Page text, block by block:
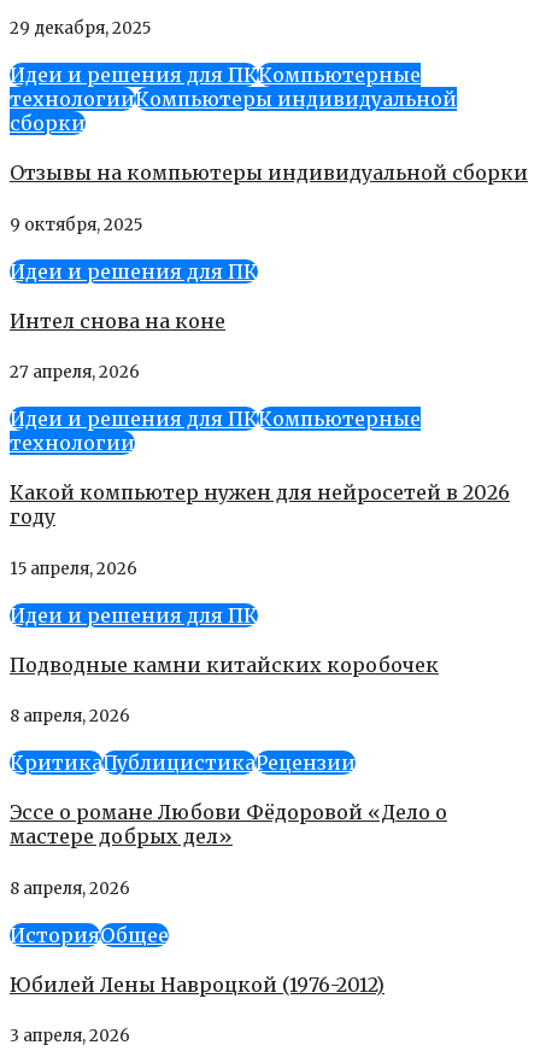
29 декабря, 2025
Идеи и решения для ПККомпьютерные
технологииКомпьютеры индивидуальной
сборки
Отзывы на компьютеры индивидуальной сборки
9 октября, 2025
Идеи и решения для ПК
Интел снова на коне
27 апреля, 2026
Идеи и решения для ПККомпьютерные
технологии
Какой компьютер нужен для нейросетей в 2026
году
15 апреля, 2026
Идеи и решения для ПК
Подводные камни китайских коробочек
8 апреля, 2026
КритикаПублицистикаРецензии
Эссе о романе Любови Фёдоровой «Дело о
мастере добрых дел»
8 апреля, 2026
ИсторияОбщее
Юбилей Лены Навроцкой (1976-2012)
3 апреля, 2026